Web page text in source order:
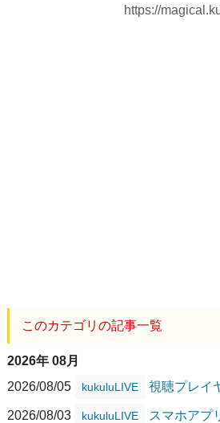
https://
このカテゴリの記事一覧
2026年 08月
2026/08/05
kukuluLIVE 視聴プレイ
2026/08/03 kukuluLIVE
スマホアプ